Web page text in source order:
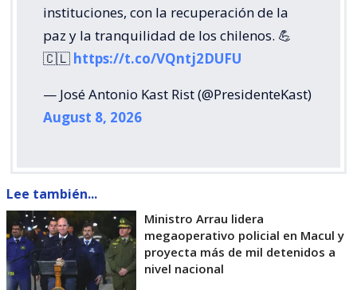
instituciones, con la recuperación de la
paz y la tranquilidad de los chilenos. 💪
🇨🇱 https://t.co/VQntj2DUFU
— José Antonio Kast Rist (@PresidenteKast)
August 8, 2026
Lee también...
Ministro Arrau lidera
megaoperativo policial en Macul y
proyecta más de mil detenidos a
nivel nacional